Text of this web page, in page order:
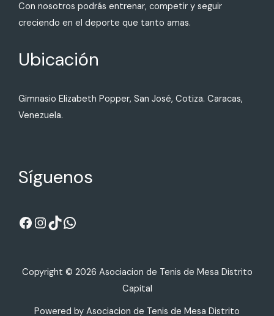
Con nosotros podrás entrenar, competir y seguir
creciendo en el deporte que tanto amas.
Ubicación
Gimnasio Elizabeth Popper, San José, Cotiza. Caracas,
Venezuela.
Síguenos
Copyright © 2026 Asociacion de Tenis de Mesa Distrito
Capital
Powered by Asociacion de Tenis de Mesa Distrito